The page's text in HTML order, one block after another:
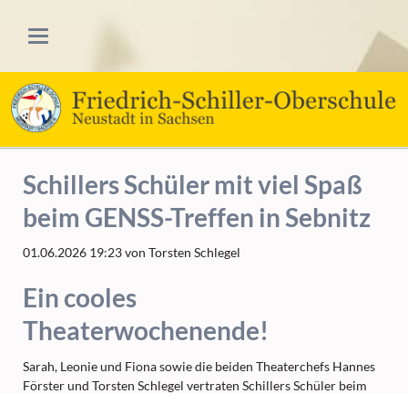
Schillers Schüler mit viel Spaß
beim GENSS-Treffen in Sebnitz
01.06.2026 19:23von Torsten Schlegel
Ein cooles
Theaterwochenende!
Sarah, Leonie und Fiona sowie die beiden Theaterchefs Hannes
Förster und Torsten Schlegel vertraten Schillers Schüler beim